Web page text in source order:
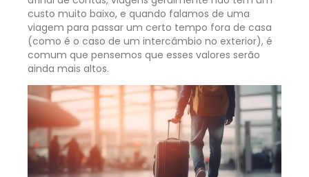
custo muito baixo, e quando falamos de uma
viagem para passar um certo tempo fora de casa
(como é o caso de um intercâmbio no exterior), é
comum que pensemos que esses valores serão
ainda mais altos.